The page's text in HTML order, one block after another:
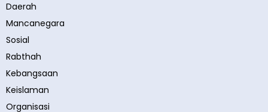
Daerah
Mancanegara
Sosial
Rabthah
Kebangsaan
Keislaman
Organisasi